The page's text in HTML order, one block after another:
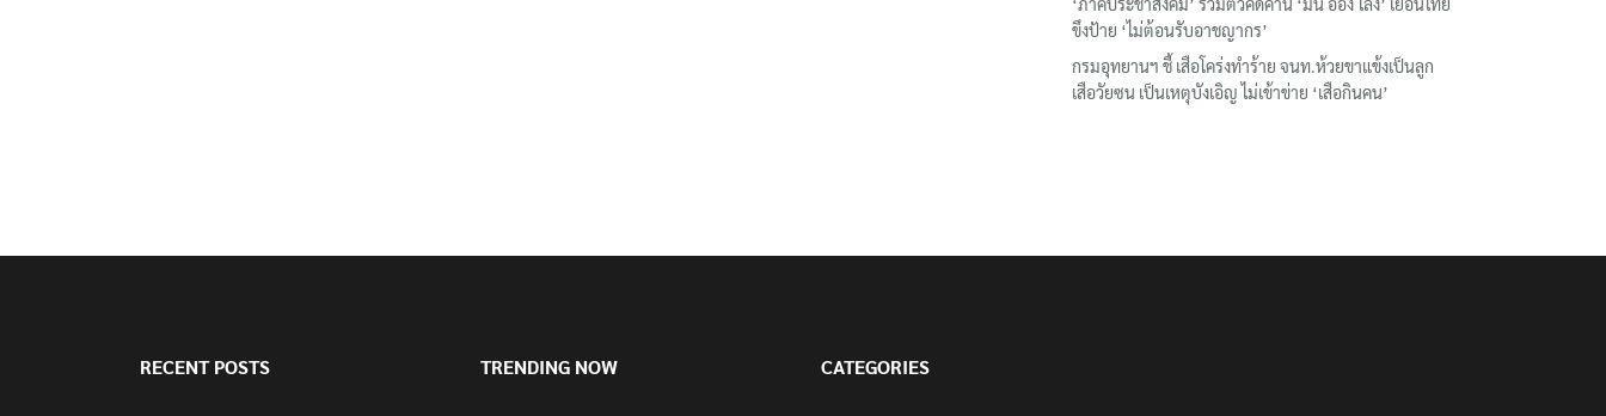
ขึงป้าย ‘ไม่ต้อนรับอาชญากร’
กรมอุทยานฯ ชี้ เสือโคร่งทำร้าย จนท.ห้วยขาแข้งเป็นลูก
เสือวัยซน เป็นเหตุบังเอิญ ไม่เข้าข่าย ‘เสือกินคน’
RECENT POSTS TRENDING NOW CATEGORIES